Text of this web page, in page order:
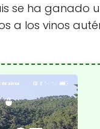
se ha ganado
a los vinos